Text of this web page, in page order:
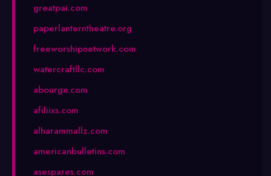
greatpai.com
paperlanterntheatre.org
freeworshipnetwork.com
watercraftllc.com
abourge.com
afiliixs.com
alharammallz.com
americanbulletins.com
asespares.com